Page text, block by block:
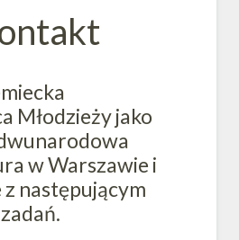
Młodzieży jako
w Warszawie i
z następującym